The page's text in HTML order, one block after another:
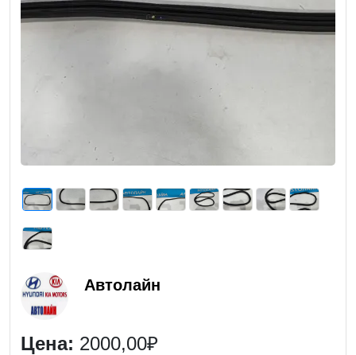
Автолайн
Цена: 2000,00₽